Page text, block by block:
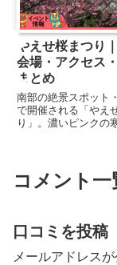
やえせ桜まつり
会場・アクセス
まとめ
南部の絶景スポット
で開催される「やえ
り」。濃いピンクの
情報を詳しく紹介し
コメント一
口コミを投稿
メールアドレス